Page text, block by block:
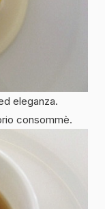
eleganza.
consommè.